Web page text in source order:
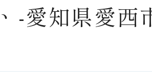
-愛知県愛西